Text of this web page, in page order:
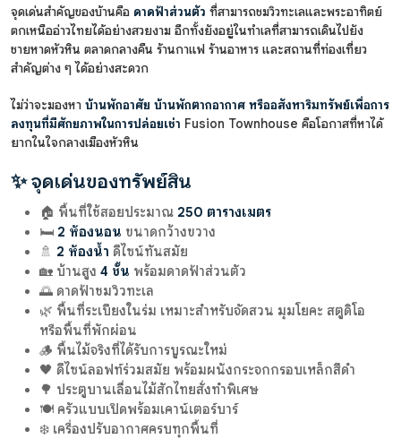
จุดเด่นสำคัญของบ้านคือ ดาดฟ้าส่วนตัว ที่สามารถชมวิวทะเลและพระอาทิตย์
ตกเหนืออ่าวไทยได้อย่างสวยงาม อีกทั้งยังอยู่ในทำเลที่สามารถเดินไปยัง
ชายหาดหัวหิน ตลาดกลางคืน ร้านกาแฟ ร้านอาหาร และสถานที่ท่องเที่ยว
สำคัญต่าง ๆ ได้อย่างสะดวก
ไม่ว่าจะมองหา บ้านพักอาศัย บ้านพักตากอากาศ หรืออสังหาริมทรัพย์เพื่อการ
ลงทุนที่มีศักยภาพในการปล่อยเช่า Fusion Townhouse คือโอกาสที่หาได้
ยากในใจกลางเมืองหัวหิน
✨ จุดเด่นของทรัพย์สิน
🏠 พื้นที่ใช้สอยประมาณ 250 ตารางเมตร
🛏️ 2 ห้องนอน ขนาดกว้างขวาง
🚿 2 ห้องน้ำ ดีไซน์ทันสมัย
🏡 บ้านสูง 4 ชั้น พร้อมดาดฟ้าส่วนตัว
🌅 ดาดฟ้าชมวิวทะเล
🌿 พื้นที่ระเบียงในร่ม เหมาะสำหรับจัดสวน มุมโยคะ สตูดิโอ
หรือพื้นที่พักผ่อน
🪵 พื้นไม้จริงที่ได้รับการบูรณะใหม่
🖤 ดีไซน์ลอฟท์ร่วมสมัย พร้อมผนังกระจกกรอบเหล็กสีดำ
🌳 ประตูบานเลื่อนไม้สักไทยสั่งทำพิเศษ
🍽️ ครัวแบบเปิดพร้อมเคาน์เตอร์บาร์
❄️ เครื่องปรับอากาศครบทุกพื้นที่